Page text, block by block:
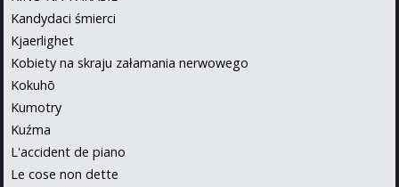
Kandydaci śmierci
Kjaerlighet
Kobiety na skraju załamania nerwowego
Kokuhō
Kumotry
Kuźma
L'accident de piano
Le cose non dette